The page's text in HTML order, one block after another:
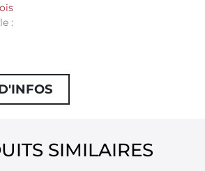
:
SIMILAIRES